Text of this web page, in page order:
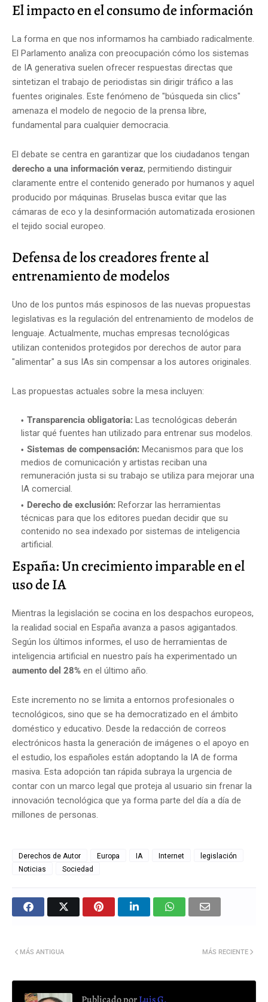
El impacto en el consumo de información
La forma en que nos informamos ha cambiado radicalmente.
El Parlamento analiza con preocupación cómo los sistemas
de IA generativa suelen ofrecer respuestas directas que
sintetizan el trabajo de periodistas sin dirigir tráfico a las
fuentes originales. Este fenómeno de "búsqueda sin clics"
amenaza el modelo de negocio de la prensa libre,
fundamental para cualquier democracia.
El debate se centra en garantizar que los ciudadanos tengan
derecho a una información veraz, permitiendo distinguir
claramente entre el contenido generado por humanos y aquel
producido por máquinas. Bruselas busca evitar que las
cámaras de eco y la desinformación automatizada erosionen
el tejido social europeo.
Defensa de los creadores frente al
entrenamiento de modelos
Uno de los puntos más espinosos de las nuevas propuestas
legislativas es la regulación del entrenamiento de modelos de
lenguaje. Actualmente, muchas empresas tecnológicas
utilizan contenidos protegidos por derechos de autor para
"alimentar" a sus IAs sin compensar a los autores originales.
Las propuestas actuales sobre la mesa incluyen:
Transparencia obligatoria: Las tecnológicas deberán
listar qué fuentes han utilizado para entrenar sus modelos.
Sistemas de compensación: Mecanismos para que los
medios de comunicación y artistas reciban una
remuneración justa si su trabajo se utiliza para mejorar una
IA comercial.
Derecho de exclusión: Reforzar las herramientas
técnicas para que los editores puedan decidir que su
contenido no sea indexado por sistemas de inteligencia
artificial.
España: Un crecimiento imparable en el
uso de IA
Mientras la legislación se cocina en los despachos europeos,
la realidad social en España avanza a pasos agigantados.
Según los últimos informes, el uso de herramientas de
inteligencia artificial en nuestro país ha experimentado un
aumento del 28% en el último año.
Este incremento no se limita a entornos profesionales o
tecnológicos, sino que se ha democratizado en el ámbito
doméstico y educativo. Desde la redacción de correos
electrónicos hasta la generación de imágenes o el apoyo en
el estudio, los españoles están adoptando la IA de forma
masiva. Esta adopción tan rápida subraya la urgencia de
contar con un marco legal que proteja al usuario sin frenar la
innovación tecnológica que ya forma parte del día a día de
millones de personas.
Derechos de Autor Europa IA Internet
legislación
Noticias
Sociedad
MÁS RECIENTE
MÁS ANTIGUA